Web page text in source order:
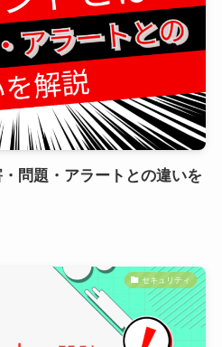
問題・アラートとの違いを
セキュリティ